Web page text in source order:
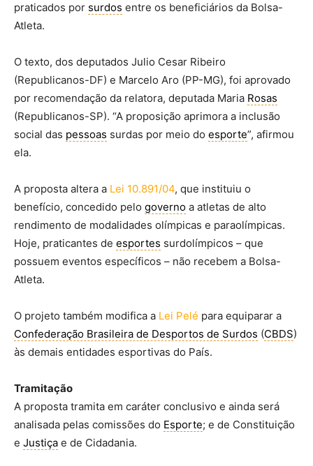
praticados por surdos entre os beneficiários da Bolsa-
Atleta.
O texto, dos deputados Julio Cesar Ribeiro
(Republicanos-DF) e Marcelo Aro (PP-MG), foi aprovado
por recomendação da relatora, deputada Maria Rosas
(Republicanos-SP). “A proposição aprimora a inclusão
social das pessoas surdas por meio do esporte”, afirmou
ela.
A proposta altera a Lei 10.891/04, que instituiu o
benefício, concedido pelo governo a atletas de alto
rendimento de modalidades olímpicas e paraolímpicas.
Hoje, praticantes de esportes surdolímpicos – que
possuem eventos específicos – não recebem a Bolsa-
Atleta.
O projeto também modifica a Lei Pelé para equiparar a
Confederação Brasileira de Desportos de Surdos (CBDS)
às demais entidades esportivas do País.
Tramitação
A proposta tramita em caráter conclusivo e ainda será
analisada pelas comissões do Esporte; e de Constituição
e Justiça e de Cidadania.